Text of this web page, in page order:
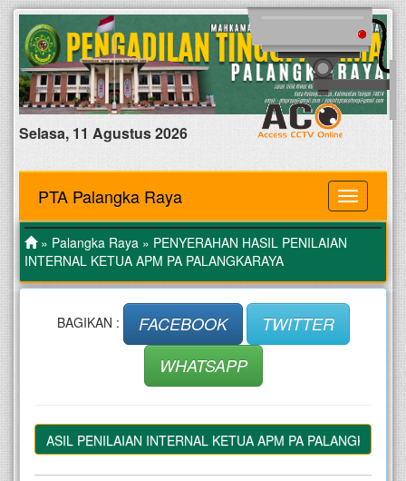
Selasa, 11 Agustus 2026
MENU
PTA Palangka Raya
» Palangka Raya » PENYERAHAN HASIL PENILAIAN
INTERNAL KETUA APM PA PALANGKARAYA
BAGIKAN : FACEBOOK
TWITTER
WHATSAPP
HASIL PENILAIAN INTERNAL KETUA APM PA PALANGKARAYA